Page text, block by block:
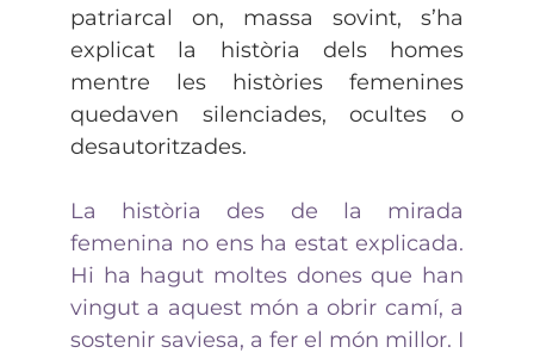
patriarcal on, massa sovint, s’ha
explicat la història dels homes
mentre les històries femenines
quedaven silenciades, ocultes o
desautoritzades.
La història des de la mirada
femenina no ens ha estat explicada.
Hi ha hagut moltes dones que han
vingut a aquest món a obrir camí, a
sostenir saviesa, a fer el món millor. I